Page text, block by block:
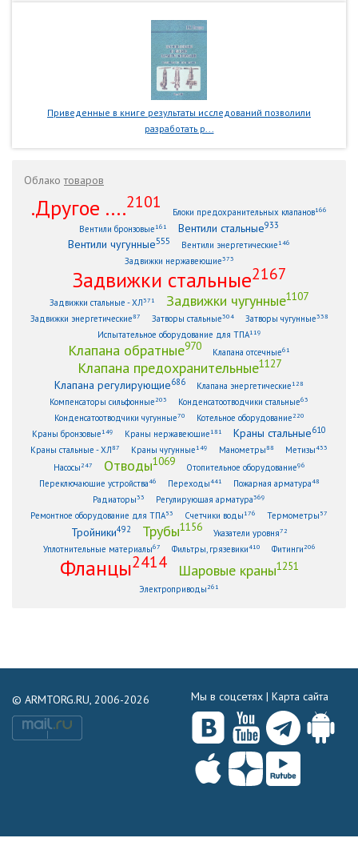
Приведенные в книге результаты исследований позволили
разработать р...
Облакотоваров
.Другое ....2101
Блоки предохранительных клапанов166
Вентили бронзовые161 Вентили стальные933
Вентили чугунные555 Вентили энергетические146
Задвижки нержавеющие373
Задвижки стальные2167
Задвижки стальные - ХЛ371 Задвижки чугунные1107
Задвижки энергетические87 Затворы стальные304 Затворы чугунные338
Испытательное оборудование для ТПА119
Клапана обратные970 Клапана отсечные61
Клапана предохранительные1127
Клапана регулирующие686 Клапана энергетические128
Компенсаторы сильфонные 203 Конденсатоотводчики стальные63
Конденсатоотводчики чугунные70 Котельное оборудование 220
Краны бронзовые149 Краны нержавеющие181 Краны стальные610
Краны стальные - ХЛ87 Краны чугунные149 Манометры88 Метизы433
Насосы 247 Отводы1069 Отопительное оборудование96
Переключающие устройства46 Переходы441 Пожарная арматура48
Радиаторы33 Регулирующая арматура369
Ремонтное оборудование для ТПА53 Счетчики воды176 Термометры 57
Тройники492 Трубы1156 Указатели уровня72
Уплотнительные материалы67 Фильтры, грязевики410 Фитинги 206
Фланцы2414 Шаровые краны1251
Электроприводы 261
© ARMTORG.RU, 2006-2026 Мы в соцсетях | Карта сайта